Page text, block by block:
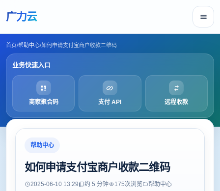
广力云
首页/帮助中心/如何申请支付宝商户收款二维码
业务快速入口
商家聚合码 支付 API 远程收款
帮助中心
如何申请支付宝商户收款二维码
2025-06-10 13:29 约 5 分钟 175次浏览 帮助中心